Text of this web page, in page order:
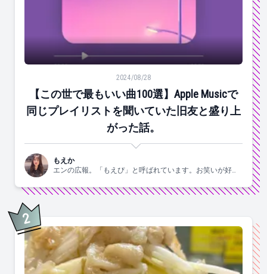
【この世で最もいい曲100選】Apple Musicで同じプレ
2024/08/28
【この世で最もいい曲100選】Apple Musicで
同じプレイリストを聞いていた旧友と盛り上
がった話。
もえか
エンの広報。「もえぴ」と呼ばれています。お笑いが好
2位